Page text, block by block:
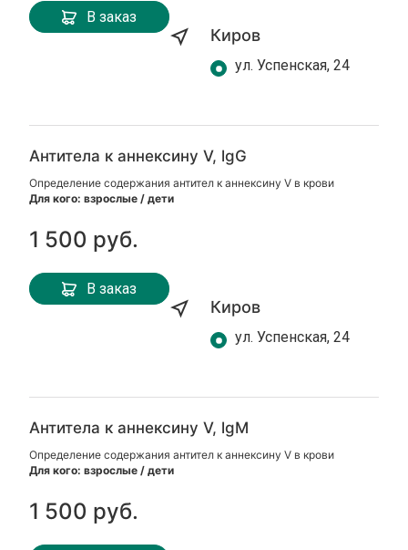
В заказ
Киров
ул. Успенская, 24
Антитела к аннексину V, lgG
Определение содержания антител к аннексину V в крови
Для кого: взрослые / дети
1 500 руб.
В заказ
Киров
ул. Успенская, 24
Антитела к аннексину V, lgМ
Определение содержания антител к аннексину V в крови
Для кого: взрослые / дети
1 500 руб.